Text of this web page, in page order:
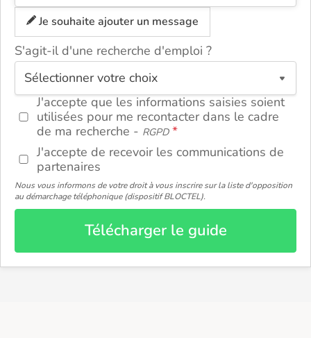
Je souhaite ajouter un message
S'agit-il d'une recherche d'emploi ?
J'accepte que les informations saisies soient
utilisées pour me recontacter dans le cadre
de ma recherche - RGPD
J'accepte de recevoir les communications de
partenaires
Nous vous informons de votre droit à vous inscrire sur la liste d'opposition
au démarchage téléphonique (dispositif BLOCTEL).
Télécharger le guide
ou